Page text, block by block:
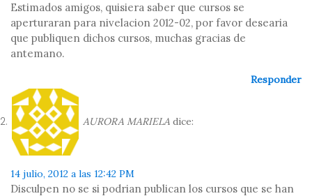
Estimados amigos, quisiera saber que cursos se
aperturaran para nivelacion 2012-02, por favor desearia
que publiquen dichos cursos, muchas gracias de
antemano.
Responder
AURORA MARIELA dice:
14 julio, 2012 a las 12:42 PM
Disculpen no se si podrian publican los cursos que se han